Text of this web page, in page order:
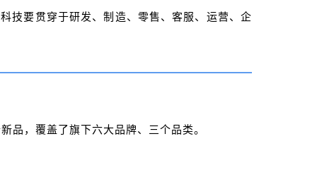
科技要贯穿于研发、制造、零售、客服、运营、企
品，覆盖了旗下六大品牌、三个品类。